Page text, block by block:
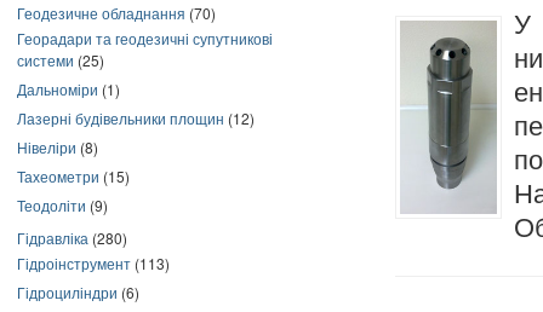
Геодезичне обладнання (70)
Георадари та геодезичні супутникові
системи (25)
Дальноміри (1)
Лазерні будівельники площин (12)
Нівеліри (8)
Тахеометри (15)
Теодоліти (9)
Гідравліка (280)
Гідроінструмент (113)
Гідроциліндри (6)
У